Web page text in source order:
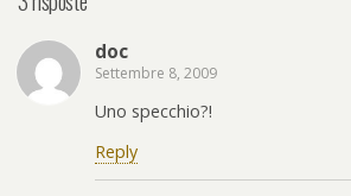
doc
Settembre 8, 2009
Uno specchio?!
Reply